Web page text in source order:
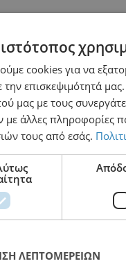
- 2110125418
cookies για να
επισκεψιμότητά
μας με τους
άλλες πληροφορίες
τους από εσάς.
ΛΕΠΤΟΜΕΡΕΙΏΝ